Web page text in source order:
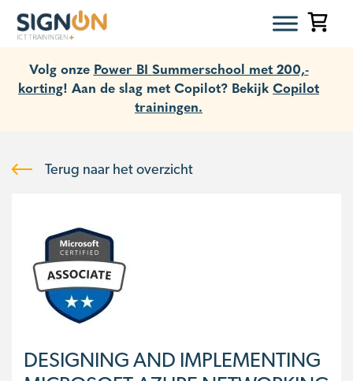
Volg onze Power BI Summerschool met 200,-
korting! Aan de slag met Copilot? Bekijk Copilot
trainingen.
Terug naar het overzicht
DESIGNING AND IMPLEMENTING